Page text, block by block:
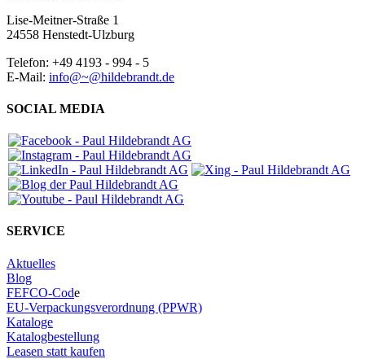
Lise-Meitner-Straße 1
24558 Henstedt-Ulzburg
Telefon: +49 4193 - 994 - 5
E-Mail: info@~@hildebrandt.de
SOCIAL MEDIA
SERVICE
Aktuelles
Blog
FEFCO-Code
EU-Verpackungsverordnung (PPWR)
Kataloge
Katalogbestellung
Leasen statt kaufen